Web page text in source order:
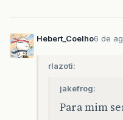
Hebert_Coelho6 de
rlazoti:
jakefrog:
Para mim